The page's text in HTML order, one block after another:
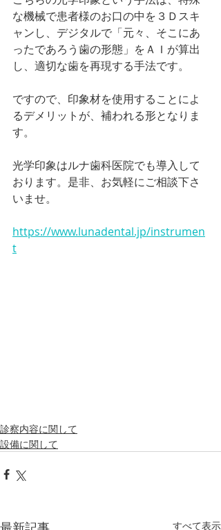
な機械で患者様のお口の中を３Ｄスキ
ャンし、デジタルで「元々、そこにあ
ったであろう歯の形態」をＡＩが算出
し、適切な歯を再現する手法です。
ですので、印象材を使用することによ
るデメリットが、補われる形となりま
す。
光学印象はルナ歯科医院でも導入して
おります。是非、お気軽にご相談下さ
いませ。
https://www.lunadental.jp/instrumen
t
診察内容に関して
設備に関して
すべて表示